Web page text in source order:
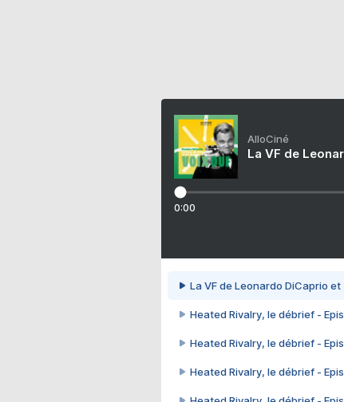
AlloCiné
La VF de
0:00
La VF de Leonardo DiCaprio
Heated Rivalry, le débrief -
Heated Rivalry, le débrief -
Heated Rivalry, le débrief -